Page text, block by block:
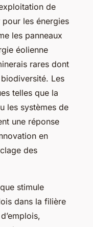
de
les énergies
les panneaux
éolienne
rares dont
Les
telles que la
les systèmes de
une réponse
en
des
stimule
dans la filière